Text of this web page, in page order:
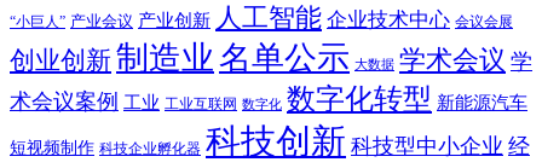
“小巨人” 产业会议 产业创新 人工智能 企业技术中心 会议会展
创业创新制造业 名单公示 大数据 学术会议 学
术会议案例 工业 工业互联网 数字化 数字化转型 新能源汽车
短视频制作 科技企业孵化器 科技创新 科技型中小企业 经